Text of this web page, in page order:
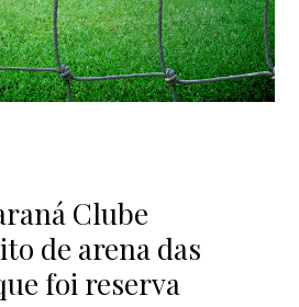
Clube
de arena das
foi reserva